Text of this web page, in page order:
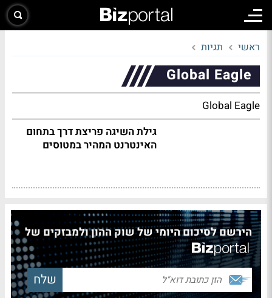
ראשי תגיות
Global Eagle
Global Eagle
גילת השיגה פריצת דרך בתחום
האינטרנט המהיר במטוסים
הירשם לסיכום היומי של שוק ההון ולמבזקים של